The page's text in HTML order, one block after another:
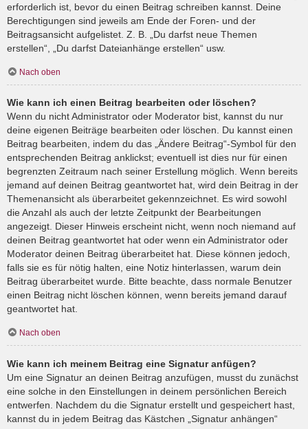
erforderlich ist, bevor du einen Beitrag schreiben kannst. Deine
Berechtigungen sind jeweils am Ende der Foren- und der
Beitragsansicht aufgelistet. Z. B. „Du darfst neue Themen
erstellen“, „Du darfst Dateianhänge erstellen“ usw.
Nach oben
Wie kann ich einen Beitrag bearbeiten oder löschen?
Wenn du nicht Administrator oder Moderator bist, kannst du nur
deine eigenen Beiträge bearbeiten oder löschen. Du kannst einen
Beitrag bearbeiten, indem du das „Ändere Beitrag“-Symbol für den
entsprechenden Beitrag anklickst; eventuell ist dies nur für einen
begrenzten Zeitraum nach seiner Erstellung möglich. Wenn bereits
jemand auf deinen Beitrag geantwortet hat, wird dein Beitrag in der
Themenansicht als überarbeitet gekennzeichnet. Es wird sowohl
die Anzahl als auch der letzte Zeitpunkt der Bearbeitungen
angezeigt. Dieser Hinweis erscheint nicht, wenn noch niemand auf
deinen Beitrag geantwortet hat oder wenn ein Administrator oder
Moderator deinen Beitrag überarbeitet hat. Diese können jedoch,
falls sie es für nötig halten, eine Notiz hinterlassen, warum dein
Beitrag überarbeitet wurde. Bitte beachte, dass normale Benutzer
einen Beitrag nicht löschen können, wenn bereits jemand darauf
geantwortet hat.
Nach oben
Wie kann ich meinem Beitrag eine Signatur anfügen?
Um eine Signatur an deinen Beitrag anzufügen, musst du zunächst
eine solche in den Einstellungen in deinem persönlichen Bereich
entwerfen. Nachdem du die Signatur erstellt und gespeichert hast,
kannst du in jedem Beitrag das Kästchen „Signatur anhängen“